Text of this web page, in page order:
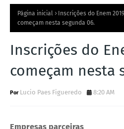
Página inicial Inscrições do Enem 2019
começam nesta segunda 06.
Inscrições do
começam nesta
Lucio Paes Figueredo 8:20 AM
Empresas parceiras